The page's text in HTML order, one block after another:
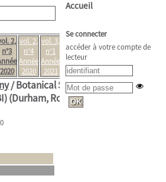
2,
n°3
2020
vol. 2,
n°4
Année
2020
vol. 3,
n°1
Année
2021
vol. 3,
n°2
Année
2021
/ Botanical Society of
(Durham, Royaume-
Accueil
Se connecter
accéder à votre compte de
lecteur